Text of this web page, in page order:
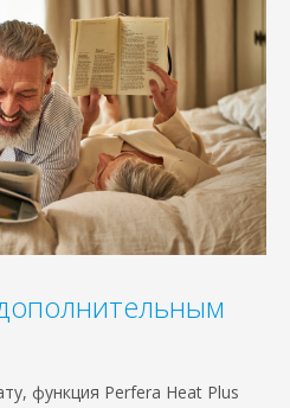
функция Perfera Heat Plus